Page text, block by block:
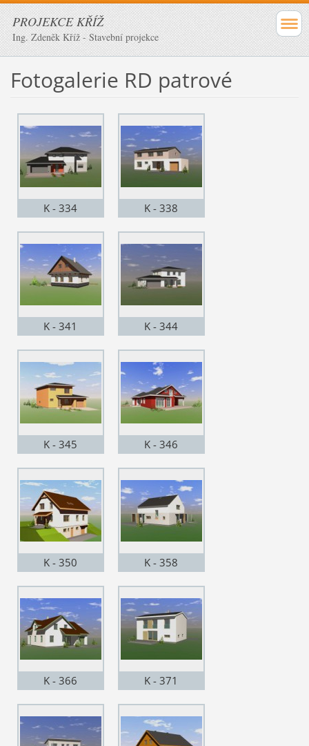
PROJEKCE KŘÍŽ
Ing. Zdeněk Kříž - Stavební projekce
Fotogalerie RD patrové
K - 334 K - 338
K - 341 K - 344
K - 345 K - 346
K - 350 K - 358
K - 366 K - 371